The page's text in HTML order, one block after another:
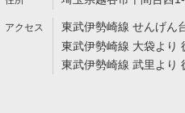
東武伊勢崎線 せんげん
東武伊勢崎線 大袋より
東武伊勢崎線 武里より